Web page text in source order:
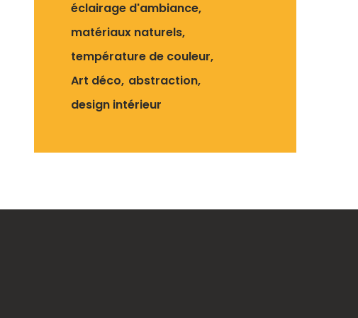
éclairage d'ambiance
matériaux naturels
température de couleur
Art déco abstraction
design intérieur